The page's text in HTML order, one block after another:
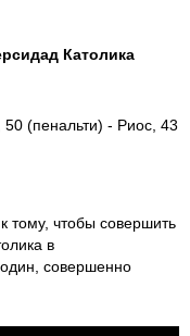
Католика
(пенальти) - Риос, 43
тому, чтобы совершить
в
совершенно